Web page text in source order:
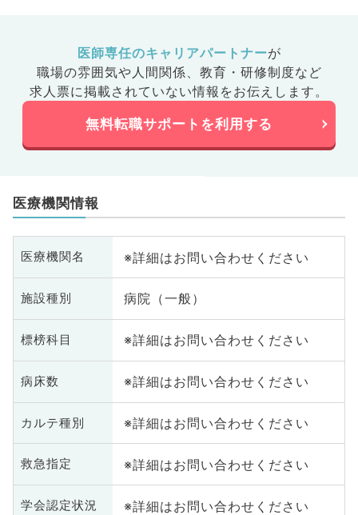
医師専任のキャリアパートナーが
職場の雰囲気や人間関係、 教育・研修制度など
求人票に掲載されていない情報をお伝えします。
無料転職サポートを利用する
医療機関情報
医療機関名 ※詳細はお問い合わせください
施設種別 病院（一般）
標榜科目 ※詳細はお問い合わせください
病床数 ※詳細はお問い合わせください
カルテ種別 ※詳細はお問い合わせください
救急指定 ※詳細はお問い合わせください
学会認定状況 ※詳細はお問い合わせください